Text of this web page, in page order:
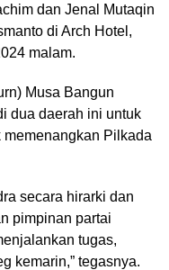
dan Jenal Mutaqin
di Arch Hotel,
malam.
Musa Bangun
dua daerah ini untuk
Pilkada
secara hirarki dan
pimpinan partai
tugas,
kemarin,” tegasnya.